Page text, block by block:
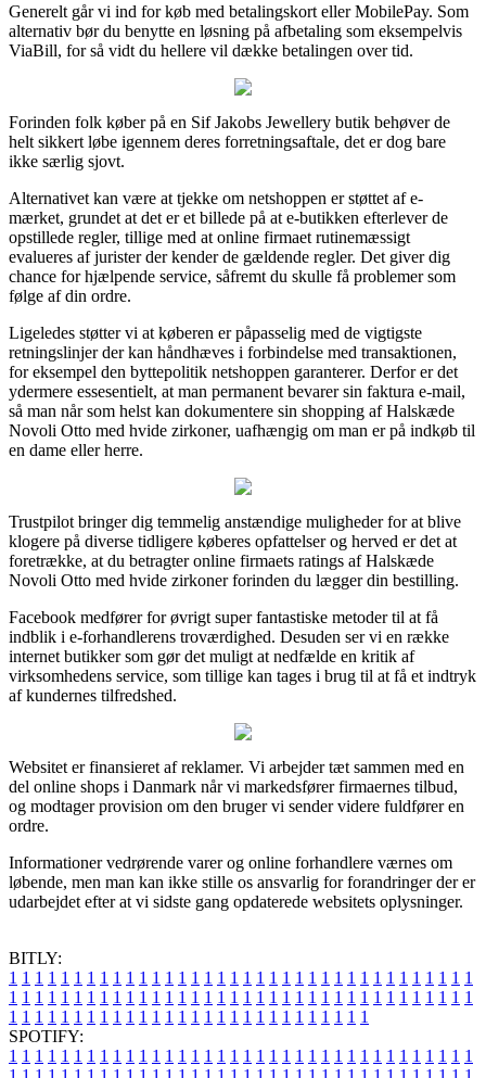
Generelt går vi ind for køb med betalingskort eller MobilePay. Som
alternativ bør du benytte en løsning på afbetaling som eksempelvis
ViaBill, for så vidt du hellere vil dække betalingen over tid.
Forinden folk køber på en Sif Jakobs Jewellery butik behøver de
helt sikkert løbe igennem deres forretningsaftale, det er dog bare
ikke særlig sjovt.
Alternativet kan være at tjekke om netshoppen er støttet af e-
mærket, grundet at det er et billede på at e-butikken efterlever de
opstillede regler, tillige med at online firmaet rutinemæssigt
evalueres af jurister der kender de gældende regler. Det giver dig
chance for hjælpende service, såfremt du skulle få problemer som
følge af din ordre.
Ligeledes støtter vi at køberen er påpasselig med de vigtigste
retningslinjer der kan håndhæves i forbindelse med transaktionen,
for eksempel den byttepolitik netshoppen garanterer. Derfor er det
ydermere essesentielt, at man permanent bevarer sin faktura e-mail,
så man når som helst kan dokumentere sin shopping af Halskæde
Novoli Otto med hvide zirkoner, uafhængig om man er på indkøb til
en dame eller herre.
Trustpilot bringer dig temmelig anstændige muligheder for at blive
klogere på diverse tidligere køberes opfattelser og herved er det at
foretrække, at du betragter online firmaets ratings af Halskæde
Novoli Otto med hvide zirkoner forinden du lægger din bestilling.
Facebook medfører for øvrigt super fantastiske metoder til at få
indblik i e-forhandlerens troværdighed. Desuden ser vi en række
internet butikker som gør det muligt at nedfælde en kritik af
virksomhedens service, som tillige kan tages i brug til at få et indtryk
af kundernes tilfredshed.
Websitet er finansieret af reklamer. Vi arbejder tæt sammen med en
del online shops i Danmark når vi markedsfører firmaernes tilbud,
og modtager provision om den bruger vi sender videre fuldfører en
ordre.
Informationer vedrørende varer og online forhandlere værnes om
løbende, men man kan ikke stille os ansvarlig for forandringer der er
udarbejdet efter at vi sidste gang opdaterede websitets oplysninger.
BITLY:
1 1 1 1 1 1 1 1 1 1 1 1 1 1 1 1 1 1 1 1 1 1 1 1 1 1 1 1 1 1 1 1 1 1 1 1
1 1 1 1 1 1 1 1 1 1 1 1 1 1 1 1 1 1 1 1 1 1 1 1 1 1 1 1 1 1 1 1 1 1 1 1
1 1 1 1 1 1 1 1 1 1 1 1 1 1 1 1 1 1 1 1 1 1 1 1 1 1 1 1
SPOTIFY:
1 1 1 1 1 1 1 1 1 1 1 1 1 1 1 1 1 1 1 1 1 1 1 1 1 1 1 1 1 1 1 1 1 1 1 1